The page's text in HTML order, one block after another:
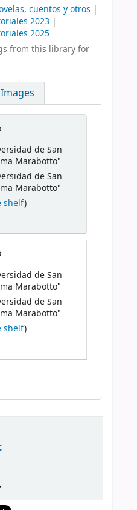
cuentos y otros |
2023 |
2025
from this library for
Images
de San
Marabotto"
de San
Marabotto"
shelf)
de San
Marabotto"
de San
Marabotto"
shelf)